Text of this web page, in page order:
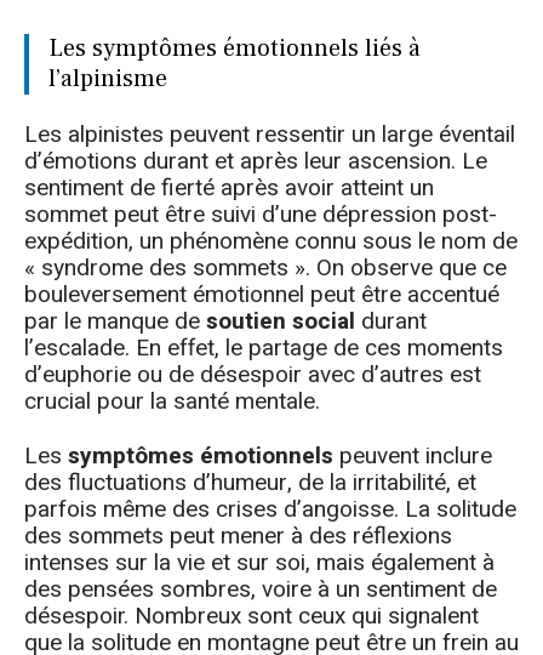
Les symptômes émotionnels liés à
l’alpinisme
Les alpinistes peuvent ressentir un large éventail
d’émotions durant et après leur ascension. Le
sentiment de fierté après avoir atteint un
sommet peut être suivi d’une dépression post-
expédition, un phénomène connu sous le nom de
« syndrome des sommets ». On observe que ce
bouleversement émotionnel peut être accentué
par le manque desoutien social durant
l’escalade. En effet, le partage de ces moments
d’euphorie ou de désespoir avec d’autres est
crucial pour la santé mentale.
Les symptômes émotionnels peuvent inclure
des fluctuations d’humeur, de la irritabilité, et
parfois même des crises d’angoisse. La solitude
des sommets peut mener à des réflexions
intenses sur la vie et sur soi, mais également à
des pensées sombres, voire à un sentiment de
désespoir. Nombreux sont ceux qui signalent
que la solitude en montagne peut être un frein au